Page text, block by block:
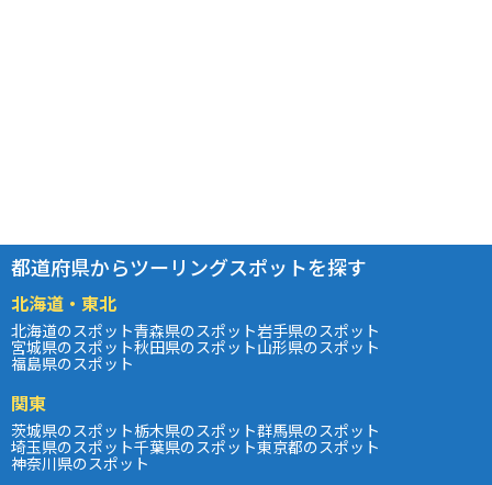
都道府県からツーリングスポットを探す
北海道・東北
北海道のスポット青森県のスポット岩手県のスポット
宮城県のスポット秋田県のスポット山形県のスポット
福島県のスポット
関東
茨城県のスポット栃木県のスポット群馬県のスポット
埼玉県のスポット千葉県のスポット東京都のスポット
神奈川県のスポット